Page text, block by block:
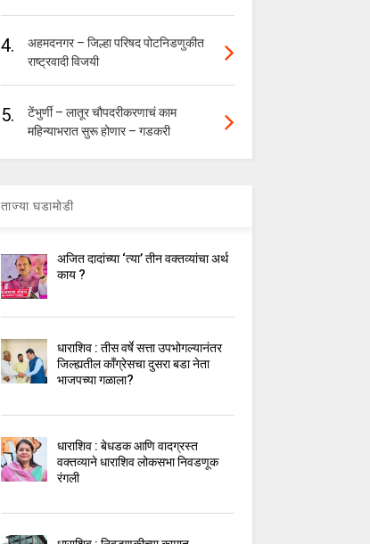
4.
अहमदनगर – जिल्हा परिषद पोटनिडणुकीत
राष्ट्रवादी विजयी
5.
टेंभुर्णी – लातूर चौपदरीकरणाचं काम
महिन्याभरात सुरू होणार – गडकरी
ताज्या घडामोडी
अजित दादांच्या ‘त्या’ तीन वक्तव्यांचा अर्थ
काय ?
धाराशिव : तीस वर्षे सत्ता उपभोगल्यानंतर
जिल्ह्यतील कॉंग्रेसचा दुसरा बडा नेता
भाजपच्या गळाला?
धाराशिव : बेधडक आणि वादग्रस्त
वक्तव्याने धाराशिव लोकसभा निवडणूक
रंगली